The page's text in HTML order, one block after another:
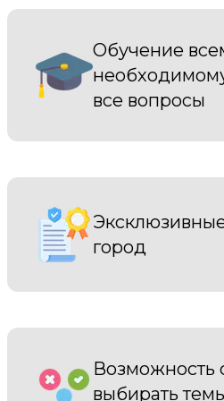
Обучение
все вопросы
город
Возможность
выбирать